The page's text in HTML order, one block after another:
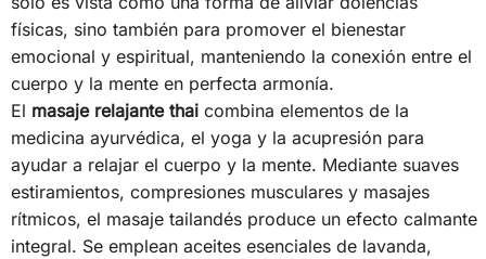
físicas, sino también para promover el bienestar
emocional y espiritual, manteniendo la conexión entre el
cuerpo y la mente en perfecta armonía.
El masaje relajante thaicombina elementos de la
medicina ayurvédica, el yoga y la acupresión para
ayudar a relajar el cuerpo y la mente. Mediante suaves
estiramientos, compresiones musculares y masajes
rítmicos, el masaje tailandés produce un efecto calmante
integral. Se emplean aceites esenciales de lavanda,